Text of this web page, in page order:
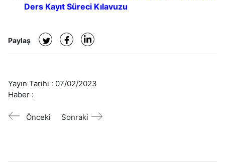
Ders Kayıt Süreci Kılavuzu
Paylaş
Yayın Tarihi : 07/02/2023
Haber :
Önceki Sonraki